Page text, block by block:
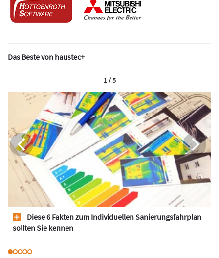
Das Beste von haustec+
Diese 6 Fakten zum Individuellen Sanierungsfahrplan
sollten Sie kennen
1 / 5